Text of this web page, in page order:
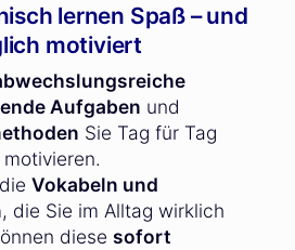
lernen Spaß – und
motiviert
Aufgaben und
Sie Tag für Tag
Vokabeln und
, die Sie im Alltag wirklich
diese sofort